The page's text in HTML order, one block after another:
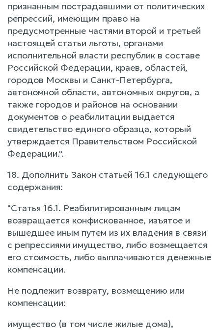
признанным пострадавшими от политических
репрессий, имеющим право на
предусмотренные частями второй и третьей
настоящей статьи льготы, органами
исполнительной власти республик в составе
Российской Федерации, краев, областей,
городов Москвы и Санкт-Петербурга,
автономной области, автономных округов, а
также городов и районов на основании
документов о реабилитации выдается
свидетельство единого образца, который
утверждается Правительством Российской
Федерации.".
18. Дополнить Закон статьей 16.1 следующего
содержания:
"Статья 16.1. Реабилитированным лицам
возвращается конфискованное, изъятое и
вышедшее иным путем из их владения в связи
с репрессиями имущество, либо возмещается
его стоимость, либо выплачиваются денежные
компенсации.
Не подлежит возврату, возмещению или
компенсации:
имущество (в том числе жилые дома),